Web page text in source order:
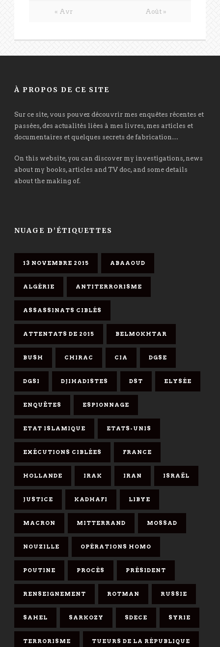
« Avr Août »
À PROPOS DE CE SITE
Sur ce site, vous pouvez découvrir mes enquêtes récentes et
passées, des actualités liées à mes livres, mes articles et
documentaires et quelques secrets de fabrication…
On this website, you can discover my investigations, news
about my books, articles and TV doc, and some details
about the making of.
NUAGE D’ÉTIQUETTES
13 NOVEMBRE 2015 ABAAOUD
ALGÉRIE ANTITERRORISME
ASSASSINATS CIBLÉS
ATTENTATS DE 2015 BELMOKHTAR
BUSH CHIRAC CIA DGSE
DGSI DJIHADISTES DST ELYSÉE
ENQUÊTES ESPIONNAGE
ETAT ISLAMIQUE ETATS-UNIS
EXÉCUTIONS CIBLÉES FRANCE
HOLLANDE IRAK IRAN ISRAËL
JUSTICE KADHAFI LIBYE
MACRON MITTERRAND MOSSAD
NOUZILLE OPÉRATIONS HOMO
POUTINE PROCÈS PRÉSIDENT
RENSEIGNEMENT ROTMAN RUSSIE
SAHEL SARKOZY SDECE SYRIE
TERRORISME TUEURS DE LA RÉPUBLIQUE